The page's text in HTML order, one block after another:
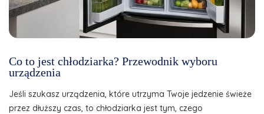
Co to jest chłodziarka? Przewodnik wyboru
urządzenia
Jeśli szukasz urządzenia, które utrzyma Twoje jedzenie świeże
przez dłuższy czas, to chłodziarka jest tym, czego